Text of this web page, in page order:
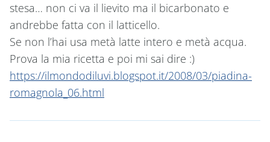
stesa… non ci va il lievito ma il bicarbonato e
andrebbe fatta con il latticello.
Se non l’hai usa metà latte intero e metà acqua.
Prova la mia ricetta e poi mi sai dire :)
https://ilmondodiluvi.blogspot.it/2008/03/piadina-
romagnola_06.html